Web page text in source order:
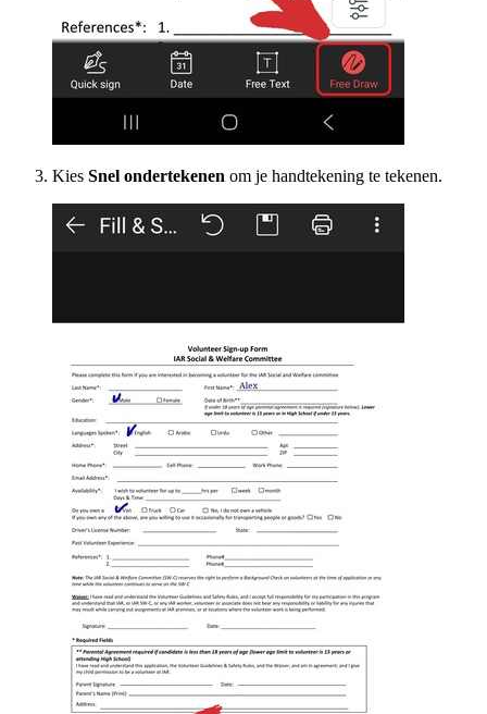
Kies Snel ondertekenen om je handtekening te tekenen.